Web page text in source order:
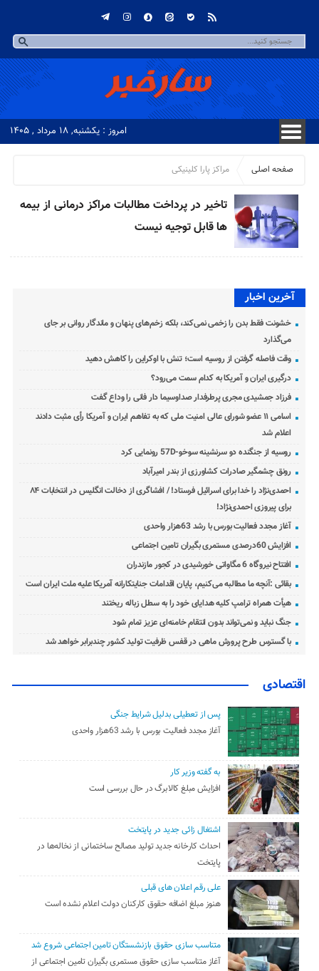
امروز : یکشنبه, ۱۸ مرداد , ۱۴۰۵
صفحه اصلی مراکز پارا کلینیکی
تاخیر در پرداخت مطالبات مراکز درمانی از بیمه
ها قابل توجیه نیست
آخرین اخبار
خشونت فقط بدن را زخمی نمی‌کند، بلکه زخم‌های پنهان و ماندگار روانی بر جای
می‌گذارد
وقت فاصله گرفتن از روسیه است؛ تنش با اوکراین را کاهش دهید
درگیری ایران و آمریکا به کدام سمت می‌رود؟
فرزاد جمشیدی مجری پرطرفدار صداوسیما دار فانی را وداع گفت
اسامی ۱۱ عضو شورای عالی امنیت ملی که به تفاهم ایران و آمریکا رأی مثبت دادند
اعلام شد
روسیه از جنگنده دو سرنشینه سوخو-57D رونمایی کرد
رونق چشمگیر صادرات کشاورزی از بندر امیرآباد
احمدی‌نژاد را خدا برای اسرائیل فرستاد! / افشاگری از دخالت انگلیس در انتخابات ۸۴
برای پیروزی احمدی‌نژاد!
آغاز مجدد فعالیت بورس با رشد 63هزار واحدی
افزایش 60درصدی مستمری بگیران تامین اجتماعی
افتتاح نیروگاه 6 مگاواتی خورشیدی در کجور مازندران
بقائی :آنچه ما مطالبه می‌کنیم، پایان اقدامات جنایتکارانه آمریکا علیه ملت ایران است
هیأت همراه ترامپ کلیه هدایای خود را به سطل زباله ریختند
جنگ نباید و نمی‌تواند بدون انتقام خامنه‌ای عزیز تمام شود
با گسترس طرح پرورش ماهی در قفس ظرفیت تولید کشور چندبرابر خواهد شد
اقتصادی
پس از تعطیلی بدلیل شرایط جنگی
آغاز مجدد فعالیت بورس با رشد 63هزار واحدی
به گفته وزیر کار
افزایش مبلغ کالابرگ در حال بررسی است
اشتغال زائی جدید در پایتخت
احداث کارخانه جدید تولید مصالح ساختمانی از نخاله‌ها در
پایتخت
علی رقم اعلان های قبلی
هنوز مبلغ اضافه حقوق کارکنان دولت اعلام نشده است
متناسب سازی حقوق بازنشستگان تامین اجتماعی شروع شد
آغاز متناسب سازی حقوق مستمری بگیران تامین اجتماعی از